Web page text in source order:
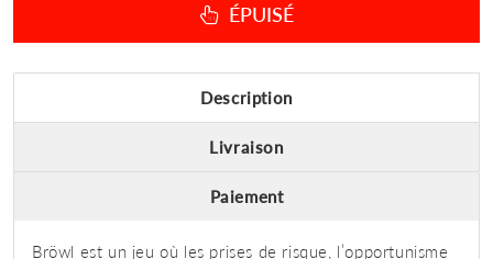
ÉPUISÉ
Description
Livraison
Paiement
Bröwl est un jeu où les prises de risque, l’opportunisme